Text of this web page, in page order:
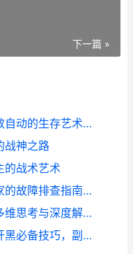
下一篇 »
《我的世界挂机池怎么用，高效自动的生存艺术》，副标题：从原理到实战的完整指南
战神之路
的战术艺术
王者荣耀怎么进不去：资深玩家的故障排查指南，副标题：当登录界面成为最终BOSS。
王者荣耀怎么看：资深玩家的多维思考与深度解析
王者荣耀如何预约好友，高效开黑必备技巧，副标题，资深玩家教你轻松组队制胜